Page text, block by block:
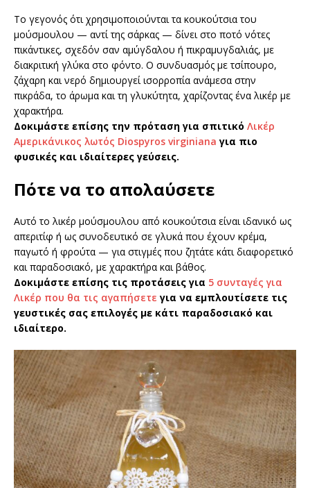
Το γεγονός ότι χρησιμοποιούνται τα κουκούτσια του
μούσμουλου — αντί της σάρκας — δίνει στο ποτό νότες
πικάντικες, σχεδόν σαν αμύγδαλου ή πικραμυγδαλιάς, με
διακριτική γλύκα στο φόντο. Ο συνδυασμός με τσίπουρο,
ζάχαρη και νερό δημιουργεί ισορροπία ανάμεσα στην
πικράδα, το άρωμα και τη γλυκύτητα, χαρίζοντας ένα λικέρ με
χαρακτήρα.
Δοκιμάστε επίσης την πρόταση για σπιτικό Λικέρ
Αμερικάνικος λωτός Diospyros virginiana για πιο
φυσικές και ιδιαίτερες γεύσεις.
Πότε να το απολαύσετε
Αυτό το λικέρ μούσμουλου από κουκούτσια είναι ιδανικό ως
απεριτίφ ή ως συνοδευτικό σε γλυκά που έχουν κρέμα,
παγωτό ή φρούτα — για στιγμές που ζητάτε κάτι διαφορετικό
και παραδοσιακό, με χαρακτήρα και βάθος.
Δοκιμάστε επίσης τις προτάσεις για 5 συνταγές για
Λικέρ που θα τις αγαπήσετε για να εμπλουτίσετε τις
γευστικές σας επιλογές με κάτι παραδοσιακό και
ιδιαίτερο.